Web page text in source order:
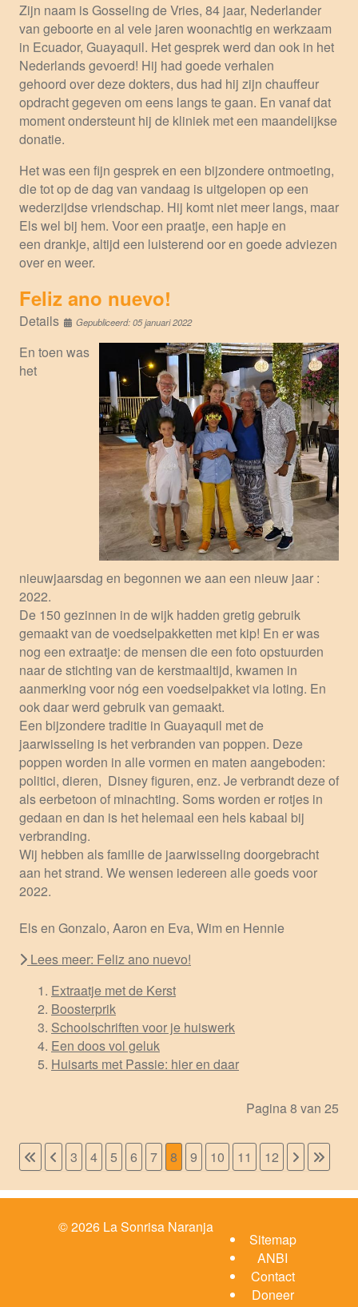
Zijn naam is Gosseling de Vries, 84 jaar, Nederlander
van geboorte en al vele jaren woonachtig en werkzaam
in Ecuador, Guayaquil. Het gesprek werd dan ook in het
Nederlands gevoerd! Hij had goede verhalen
gehoord over deze dokters, dus had hij zijn chauffeur
opdracht gegeven om eens langs te gaan. En vanaf dat
moment ondersteunt hij de kliniek met een maandelijkse
donatie.
Het was een fijn gesprek en een bijzondere ontmoeting,
die tot op de dag van vandaag is uitgelopen op een
wederzijdse vriendschap. Hij komt niet meer langs, maar
Els wel bij hem. Voor een praatje, een hapje en
een drankje, altijd een luisterend oor en goede adviezen
over en weer.
Feliz ano nuevo!
Details Gepubliceerd: 05 januari 2022
En toen was
het
nieuwjaarsdag en begonnen we aan een nieuw jaar :
2022.
De 150 gezinnen in de wijk hadden gretig gebruik
gemaakt van de voedselpakketten met kip! En er was
nog een extraatje: de mensen die een foto opstuurden
naar de stichting van de kerstmaaltijd, kwamen in
aanmerking voor nóg een voedselpakket via loting. En
ook daar werd gebruik van gemaakt.
Een bijzondere traditie in Guayaquil met de
jaarwisseling is het verbranden van poppen. Deze
poppen worden in alle vormen en maten aangeboden:
politici, dieren, Disney figuren, enz. Je verbrandt deze of
als eerbetoon of minachting. Soms worden er rotjes in
gedaan en dan is het helemaal een hels kabaal bij
verbranding.
Wij hebben als familie de jaarwisseling doorgebracht
aan het strand. We wensen iedereen alle goeds voor
2022.
Els en Gonzalo, Aaron en Eva, Wim en Hennie
Lees meer: Feliz ano nuevo!
Extraatje met de Kerst
Boosterprik
Schoolschriften voor je huiswerk
Een doos vol geluk
Huisarts met Passie: hier en daar
Pagina 8 van 25
3 4 5 6 7 8 9 10 11 12
© 2026 La Sonrisa Naranja
Sitemap
ANBI
Contact
Doneer